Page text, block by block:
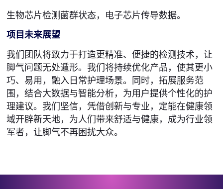
生物芯片检测菌群状态，电子芯片传导数据。
项目未来展望
我们团队将致力于打造更精准、便捷的检测技术，让
脚气问题无处遁形。我们将持续优化产品，使其更小
巧、易用，融入日常护理场景。同时，拓展服务范
围，结合大数据与智能分析，为用户提供个性化的护
理建议。我们坚信，凭借创新与专业，定能在健康领
域开辟新天地，为人们带来舒适与健康，成为行业领
军者，让脚气不再困扰大众。